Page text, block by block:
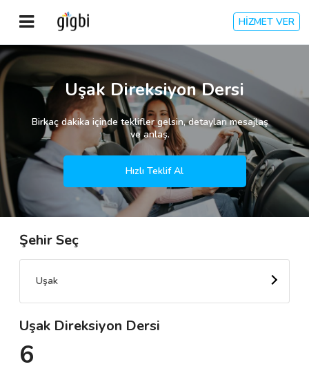
HİZMET VER
Anasayfa
Giriş Yap
Kayıt Ol
Kategoriler
🎈 Biz Kimiz?
🌟 Müşteri Değerlendirmeleri
Destek
Uşak Direksiyon Dersi
Birkaç dakika içinde teklifler gelsin, detayları mesajlaş
ve anlaş.
Hızlı Teklif Al
Şehir Seç
Uşak
Uşak Direksiyon Dersi
6